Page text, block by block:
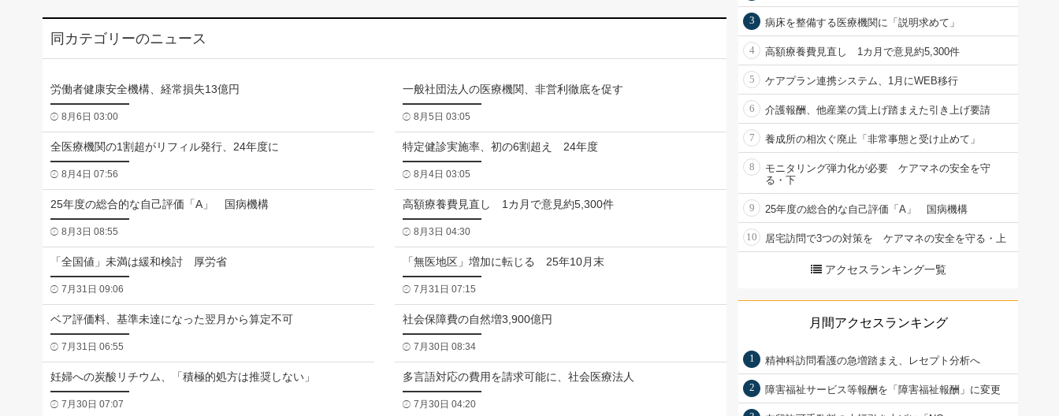
同カテゴリーのニュース
労働者健康安全機構、経常損失13億円
8月6日 03:00
一般社団法人の医療機関、非営利徹底を促す
8月5日 03:05
全医療機関の1割超がリフィル発行、24年度に
8月4日 07:56
特定健診実施率、初の6割超え 24年度
8月4日 03:05
25年度の総合的な自己評価「A」 国病機構
8月3日 08:55
高額療養費見直し 1カ月で意見約5,300件
8月3日 04:30
「全国値」未満は緩和検討 厚労省
7月31日 09:06
「無医地区」増加に転じる 25年10月末
7月31日 07:15
ベア評価料、基準未達になった翌月から算定不可
7月31日 06:55
社会保障費の自然増3,900億円
7月30日 08:34
妊婦への炭酸リチウム、「積極的処方は推奨しない」
7月30日 07:07
多言語対応の費用を請求可能に、社会医療法人
7月30日 04:20
3 病床を整備する医療機関に「説明求めて」
4 高額療養費見直し 1カ月で意見約5,300件
5 ケアプラン連携システム、1月にWEB移行
6 介護報酬、他産業の賃上げ踏まえた引き上げ要請
7 養成所の相次ぐ廃止「非常事態と受け止めて」
8
モニタリング弾力化が必要 ケアマネの安全を守
る・下
9 25年度の総合的な自己評価「A」 国病機構
10 居宅訪問で3つの対策を ケアマネの安全を守る・上
アクセスランキング一覧
月間アクセスランキング
1 精神科訪問看護の急増踏まえ、レセプト分析へ
2 障害福祉サービス等報酬を「障害福祉報酬」に変更